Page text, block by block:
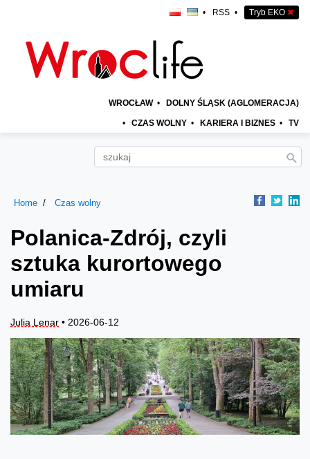
• RSS • Tryb EKO ✖
WROCŁAW • DOLNY ŚLĄSK (AGLOMERACJA)
• CZAS WOLNY • KARIERA I BIZNES • TV
Home Czas wolny
Polanica-Zdrój, czyli
sztuka kurortowego
umiaru
Julia Lenar • 2026-06-12